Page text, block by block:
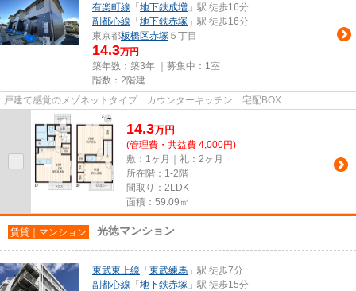
有楽町線 「 地下鉄成増 」駅 徒歩16分
副都心線 「 地下鉄赤塚 」駅 徒歩16分
東京都板橋区赤塚 ５丁目
14.3万円
築年数：築3年 ｜募集中： 1室
階数：2階建
戸建て感覚のメゾネットタイプ カウンターキッチン 宅配BOX
14.3万円
(管理費・共益費 4,000円)
敷：1ヶ月｜礼：2ヶ月
所在階：1-2階
間取り：2LDK
面積：59.09㎡
賃貸｜マンション 光徳マンション
東武東上線 「 東武練馬 」駅 徒歩7分
副都心線 「 地下鉄赤塚 」駅 徒歩15分